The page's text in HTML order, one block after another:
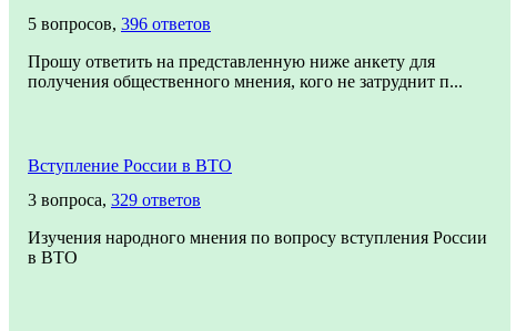
5 вопросов, 396 ответов
Прошу ответить на представленную ниже анкету для
получения общественного мнения, кого не затруднит п...
Вступление России в ВТО
3 вопроса, 329 ответов
Изучения народного мнения по вопросу вступления России
в ВТО